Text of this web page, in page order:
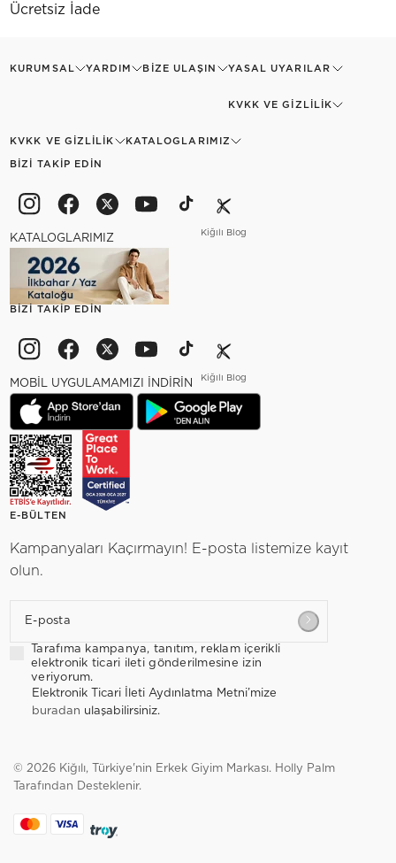
Ücretsiz İade
KURUMSAL YARDIM BIZE ULAŞIN YASAL UYARILAR
KVKK VE GIZLILIK
KVKK VE GIZLILIK KATALOGLARIMIZ
BIZI TAKIP EDIN
Kiğılı Blog
KATALOGLARIMIZ
BIZI TAKIP EDIN
Kiğılı Blog
MOBİL UYGULAMAMIZI İNDİRİN
E-BÜLTEN
Kampanyaları Kaçırmayın! E-posta listemize kayıt
olun.
E-posta
Tarafıma kampanya, tanıtım, reklam içerikli
elektronik ticari ileti gönderilmesine izin
veriyorum.
Elektronik Ticari İleti Aydınlatma Metni’mize
buradan ulaşabilirsiniz.
© 2026 Kiğılı, Türkiye'nin Erkek Giyim Markası. Holly Palm
Tarafından Desteklenir.